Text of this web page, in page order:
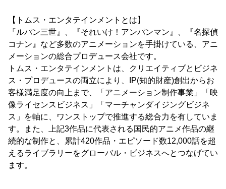
【トムス・エンタテインメントとは】
『ルパン三世』、『それいけ！アンパンマン』、『名探偵
コナン』など多数のアニメーションを手掛けている、アニ
メーションの総合プロデュース会社です。
トムス・エンタテインメントは、クリエイティブとビジネ
ス・プロデュースの両立により、IP(知的財産)創出からお
客様満足度の向上まで、「アニメーション制作事業」「映
像ライセンスビジネス」「マーチャンダイジングビジネ
ス」を軸に、ワンストップで推進する総合力を有していま
す。また、上記3作品に代表される国民的アニメ作品の継
続的な制作と、累計420作品・エピソード数12,000話を超
えるライブラリーをグローバル・ビジネスへとつなげてい
ます。